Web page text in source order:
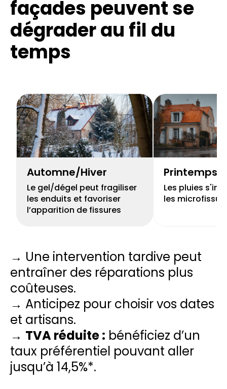
façades peuvent se
dégrader au fil du
temps
Automne/Hiver
Le gel/dégel peut fragiliser
les enduits et favoriser
l’apparition de fissures
Printemps
Les pluies
les
→ Une intervention tardive peut
entraîner des réparations plus
coûteuses.
→ Anticipez pour choisir vos dates
et artisans.
→ TVA réduite : bénéficiez d’un
taux préférentiel pouvant aller
jusqu’à 14,5%*.